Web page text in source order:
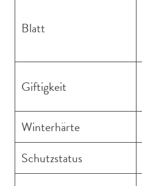
Blatt
Giftigkeit
Winterhärte
Schutzstatus